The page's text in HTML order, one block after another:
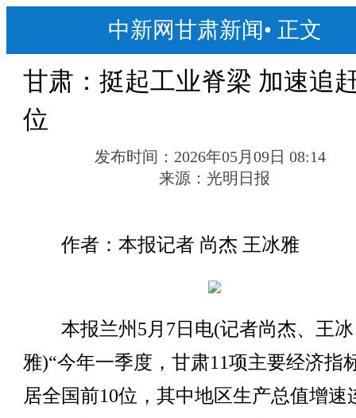
中新网甘肃新闻• 正文
甘肃：挺起工业脊梁 加速追
位
发布时间： 2026年05月09日 08:14
来源： 光明日报
作者：本报记者 尚杰 王冰雅
本报兰州5月7日电(记者尚杰、王冰
雅)“今年一季度，甘肃11项主要经济指
居全国前10位，其中地区生产总值增速